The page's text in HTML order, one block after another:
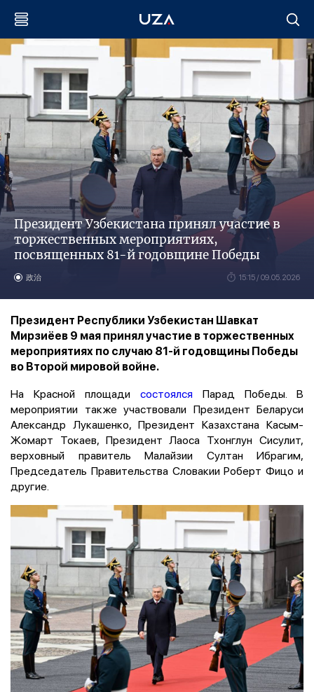
Президент Узбекистана принял участие в
торжественных мероприятиях,
посвященных 81-й годовщине Победы
政治 15:15 / 09.05.2026
Президент Республики Узбекистан Шавкат
Мирзиёев 9 мая принял участие в торжественных
мероприятиях по случаю 81-й годовщины Победы
во Второй мировой войне.
На Красной площади состоялся Парад Победы. В
мероприятии также участвовали Президент Беларуси
Александр Лукашенко, Президент Казахстана Касым-
Жомарт Токаев, Президент Лаоса Тхонглун Сисулит,
верховный правитель Малайзии Султан Ибрагим,
Председатель Правительства Словакии Роберт Фицо и
другие.